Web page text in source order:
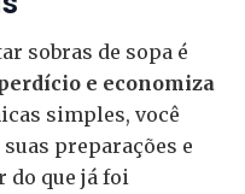
sobras de sopa é
e economiza
simples, você
preparações e
do que já foi